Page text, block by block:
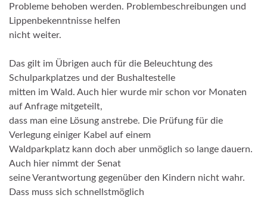
Probleme behoben werden. Problembeschreibungen und
Lippenbekenntnisse helfen
nicht weiter.
Das gilt im Übrigen auch für die Beleuchtung des
Schulparkplatzes und der Bushaltestelle
mitten im Wald. Auch hier wurde mir schon vor Monaten
auf Anfrage mitgeteilt,
dass man eine Lösung anstrebe. Die Prüfung für die
Verlegung einiger Kabel auf einem
Waldparkplatz kann doch aber unmöglich so lange dauern.
Auch hier nimmt der Senat
seine Verantwortung gegenüber den Kindern nicht wahr.
Dass muss sich schnellstmöglich